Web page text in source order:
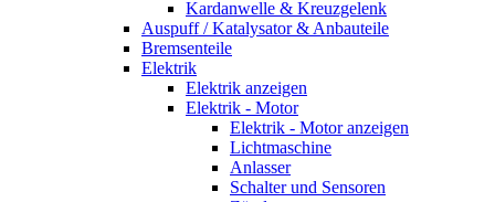
Kardanwelle & Kreuzgelenk
Auspuff / Katalysator & Anbauteile
Bremsenteile
Elektrik
Elektrik anzeigen
Elektrik - Motor
Elektrik - Motor anzeigen
Lichtmaschine
Anlasser
Schalter und Sensoren